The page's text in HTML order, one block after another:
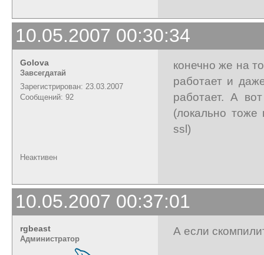
10.05.2007 00:30:34
Golova
Завсегдатай
Зарегистрирован: 23.03.2007
Сообщений: 92
конечно же на
работает и
работает. А
(локально
ssl)
Неактивен
10.05.2007 00:37:01
rgbeast
Администратор
А если